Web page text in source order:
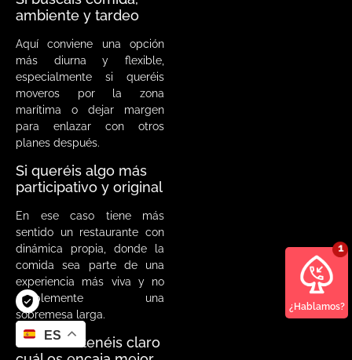
ambiente y tardeo
Aquí conviene una opción
más diurna y flexible,
especialmente si queréis
moveros por la zona
marítima o dejar margen
para enlazar con otros
planes después.
Si queréis algo más
participativo y original
En ese caso tiene más
sentido un restaurante con
dinámica propia, donde la
comida sea parte de una
experiencia más viva y no
simplemente una
sobremesa larga.
Si aún no tenéis claro
¿Hablamos?
ES